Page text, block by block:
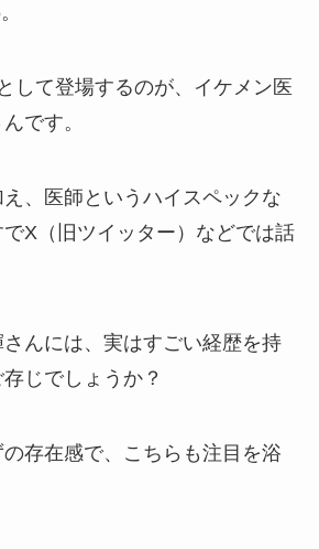
して登場するのが、イケメン医
です。
、医師というハイスペックな
X（旧ツイッター）などでは話
んには、実はすごい経歴を持
じでしょうか？
存在感で、こちらも注目を浴